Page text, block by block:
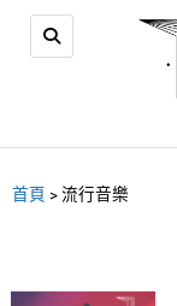
首頁 >流行音樂